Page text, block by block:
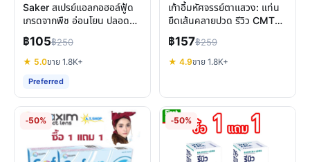
Saker สเปรย์แอลกอฮอล์ฟู้ด
เกรดจากพืช อ่อนโยน ปลอดภัย
มาตรฐานญี่ปุ่น
฿105฿250
★ 5.0ขาย 1.8K+
Preferred
เก้าอี้มหัศจรรย์ตาแสวง: แท่น
ยืดเส้นคลายปวด รีวิว CMTS
ของแท้
฿157฿259
★ 4.9ขาย 1.8K+
-50% -50%